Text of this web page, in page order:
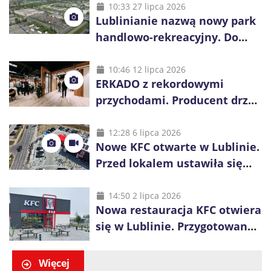
10:33 27 lipca 2026
Lublinianie nazwą nowy park
handlowo-rekreacyjny. Do
10:46 12 lipca 2026
ERKADO z rekordowymi
przychodami. Producent drzwi
inwestycje
12:28 6 lipca 2026
Nowe KFC otwarte w Lublinie.
Przed lokalem ustawiła się
14:50 2 lipca 2026
Nowa restauracja KFC otwiera
się w Lublinie. Przygotowano
Więcej